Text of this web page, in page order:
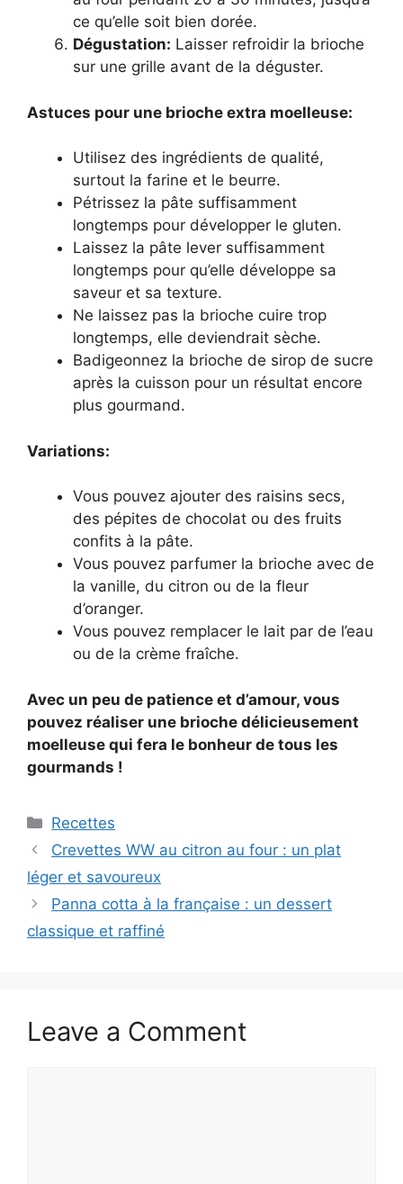
ce qu’elle soit bien dorée.
Dégustation: Laisser refroidir la brioche
sur une grille avant de la déguster.
Astuces pour une brioche extra moelleuse:
Utilisez des ingrédients de qualité,
surtout la farine et le beurre.
Pétrissez la pâte suffisamment
longtemps pour développer le gluten.
Laissez la pâte lever suffisamment
longtemps pour qu’elle développe sa
saveur et sa texture.
Ne laissez pas la brioche cuire trop
longtemps, elle deviendrait sèche.
Badigeonnez la brioche de sirop de sucre
après la cuisson pour un résultat encore
plus gourmand.
Variations:
Vous pouvez ajouter des raisins secs,
des pépites de chocolat ou des fruits
confits à la pâte.
Vous pouvez parfumer la brioche avec de
la vanille, du citron ou de la fleur
d’oranger.
Vous pouvez remplacer le lait par de l’eau
ou de la crème fraîche.
Avec un peu de patience et d’amour, vous
pouvez réaliser une brioche délicieusement
moelleuse qui fera le bonheur de tous les
gourmands !
Categories
Recettes
Crevettes WW au citron au four : un plat
léger et savoureux
Panna cotta à la française : un dessert
classique et raffiné
Leave a Comment